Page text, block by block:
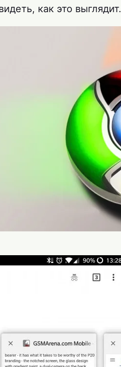
как это выглядит.